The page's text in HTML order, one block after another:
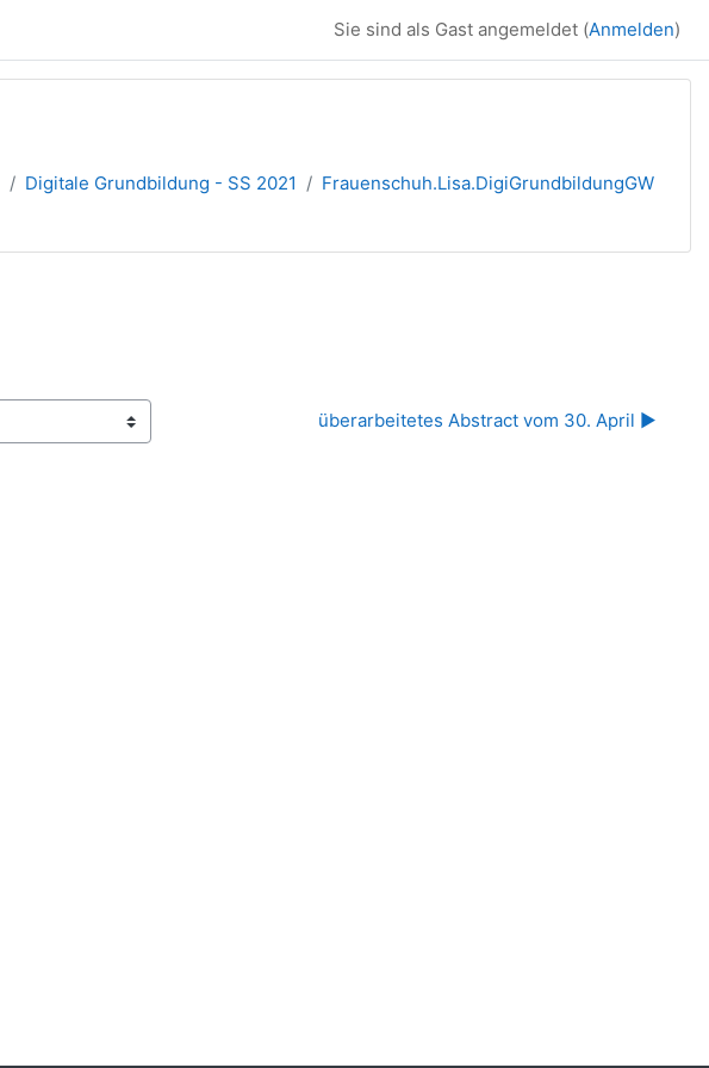
Sie sind als Gast angemeldet (Anmelden)
Digitale Grundbildung - SS 2021
Frauenschuh.Lisa.DigiGrundbildungGW
überarbeitetes Abstract vom 30. April ▶︎